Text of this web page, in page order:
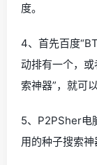
度。
4、首先百度
动排有一个，
索神器”，就可
5、P2PSher电
用的种子搜索神